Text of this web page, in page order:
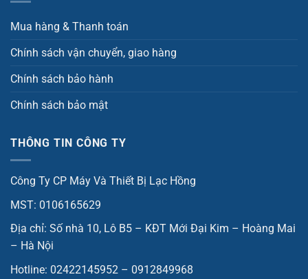
Mua hàng & Thanh toán
Chính sách vận chuyển, giao hàng
Chính sách bảo hành
Chính sách bảo mật
THÔNG TIN CÔNG TY
Công Ty CP Máy Và Thiết Bị Lạc Hồng
MST: 0106165629
Địa chỉ: Số nhà 10, Lô B5 – KĐT Mới Đại Kim – Hoàng Mai
– Hà Nội
Hotline: 02422145952 – 0912849968